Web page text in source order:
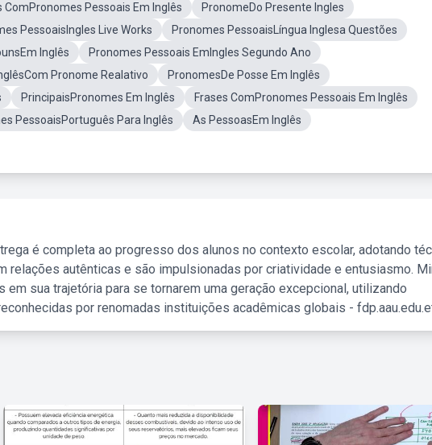
ComPronomes Pessoais Em Inglês
PronomeDo Presente Ingles
PessoaisIngles Live Works
Pronomes PessoaisLíngua Inglesa Questões
Inglês
Pronomes Pessoais EmIngles Segundo Ano
Pronome Realativo
PronomesDe Posse Em Inglês
PrincipaisPronomes Em Inglês
Frases ComPronomes Pessoais Em Inglês
PessoaisPortuguês Para Inglês
As PessoasEm Inglês
é completa ao progresso dos alunos no contexto escolar, adotando
relações autênticas e são impulsionadas por criatividade e entusiasmo.
em sua trajetória para se tornarem uma geração excepcional, utilizando
por renomadas instituições acadêmicas globais -